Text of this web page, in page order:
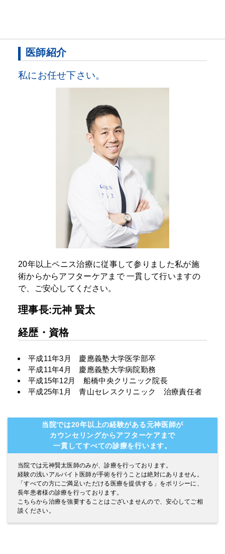
医師紹介
私にお任せ下さい。
20年以上ペニス治療に従事して参りました私が施
術からからアフターケアまで一貫して行いますの
で、ご安心してください。
理事長:元神 賢太
経歴・資格
平成11年3月 慶應義塾大学医学部卒
平成11年4月 慶應義塾大学病院勤務
平成15年12月 船橋中央クリニック院長
平成25年1月 青山セレスクリニック 治療責任者
当院では20年以上の経験がある元神医師が
カウンセリングからアフターケアまで
一貫してすべての診療を行います。
当院では元神賢太医師のみが、診療を行っております。
経験の浅いアルバイト医師が手術を行うことは絶対にありません。
「すべての方にご満足いただける医療を提供する」をポリシーに、
長年患者様の診療を行っております。
こちらから治療を強要することはございませんので、安心してご相
談ください。